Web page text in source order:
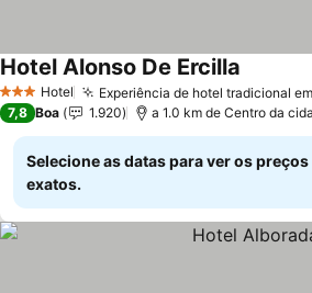
3 EstrelasHotel Experiência de hotel tradicional
Hotel Alonso De Ercilla
7,8 Boa 1.920 a 1.0 km de Centro da
Selecione as datas para ver os preços
exatos.